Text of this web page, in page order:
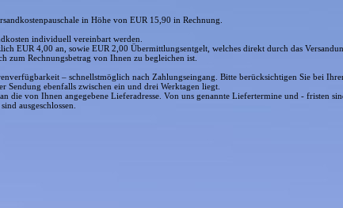
in Höhe von EUR 15,90 in Rechnung.
individuell vereinbart werden.
EUR 4,00 an, sowie EUR 2,00 Übermittlungsentgelt, welches direkt durch das
zum Rechnungsbetrag von Ihnen zu begleichen ist.
– schnellstmöglich nach Zahlungseingang. Bitte berücksichtigen Sie bei
Sendung ebenfalls zwischen ein und drei Werktagen liegt.
die von Ihnen angegebene Lieferadresse. Von uns genannte Liefertermine und - fristen
ausgeschlossen.